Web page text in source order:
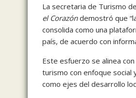
La secretaria de Turismo
el Corazóndemostró que
consolida como una
país, de acuerdo con
Este esfuerzo se alinea
turismo con enfoque social
como ejes del desarrollo